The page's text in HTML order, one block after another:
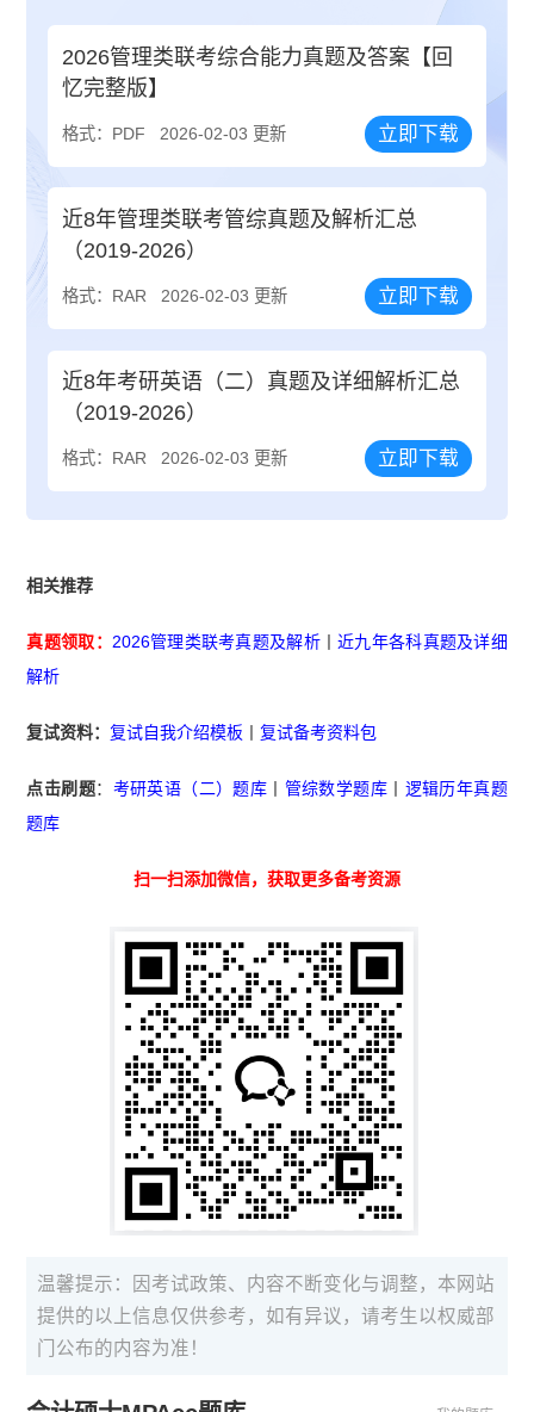
2026管理类联考综合能力真题及答案【回
忆完整版】
格式：PDF 2026-02-03 更新 立即下载
近8年管理类联考管综真题及解析汇总
（2019-2026）
格式：RAR 2026-02-03 更新 立即下载
近8年考研英语（二）真题及详细解析汇总
（2019-2026）
格式：RAR 2026-02-03 更新 立即下载
相关推荐
真题领取： 2026管理类联考真题及解析丨近九年各科真题及详细
解析
复试资料：复试自我介绍模板 丨复试备考资料包
点击刷题： 考研英语（二）题库 管综数学题库
逻辑历年真题
题库
扫一扫添加微信，获取更多备考资源
温馨提示：因考试政策、内容不断变化与调整，本网站
提供的以上信息仅供参考，如有异议，请考生以权威部
门公布的内容为准！